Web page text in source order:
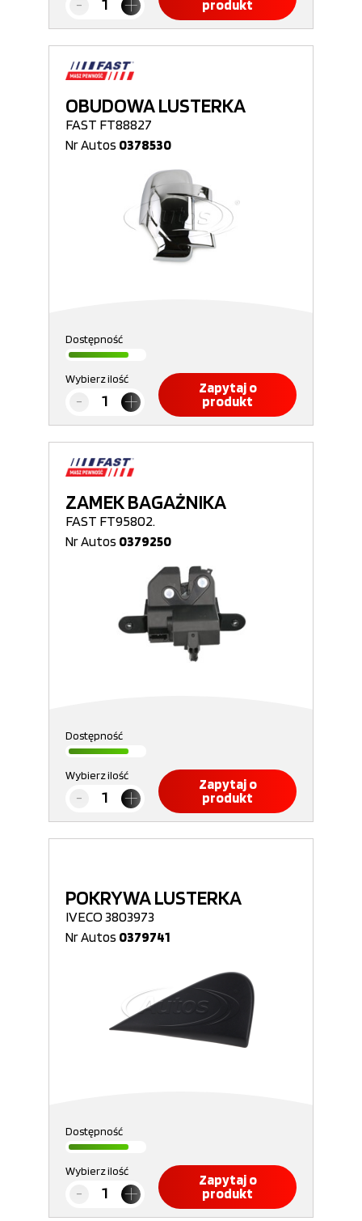
produkt
OBUDOWA LUSTERKA
FAST FT88827
Nr Autos 0378530
Dostępność
Wybierz ilość
Zapytaj o
produkt
ZAMEK BAGAŻNIKA
FAST FT95802.
Nr Autos 0379250
Dostępność
Wybierz ilość
Zapytaj o
produkt
POKRYWA LUSTERKA
IVECO 3803973
Nr Autos 0379741
Dostępność
Wybierz ilość
Zapytaj o
produkt